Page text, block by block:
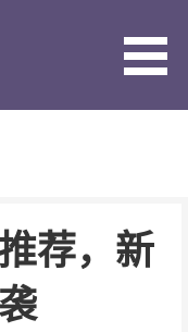
荐，新